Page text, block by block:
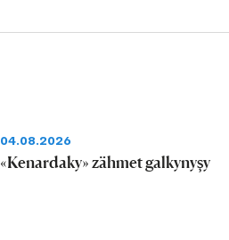
04.08.2026
«Kenardaky» zähmet galkynyşy